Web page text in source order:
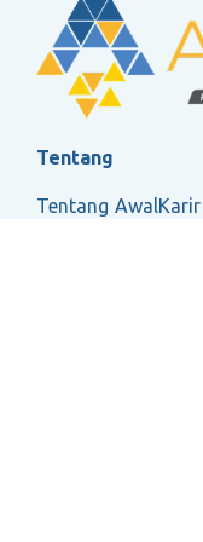
Tentang
Tentang AwalKarir